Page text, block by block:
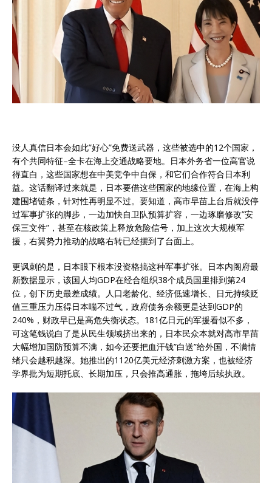
没人真信日本会如此”好心”免费送武器，这些被选中的12个国家，
有个共同特征–全卡在海上交通战略要地。日本外务省一位高官说
得直白，这些国家想在中美竞争中自保，和它们合作符合日本利
益。这话翻译过来就是，日本要借这些国家的地缘位置，在海上构
建围堵链条，针对性再明显不过。要知道，高市早苗上台后就没停
过军事扩张的脚步，一边加快自卫队预算扩容，一边琢磨修改”安
保三文件”，甚至在核政策上释放危险信号，加上这次大规模军
援，右翼势力推动的战略右转已经摆到了台面上。
更讽刺的是，日本眼下根本没资格搞这种军事扩张。日本内阁府最
新数据显示，该国人均GDP在经合组织38个成员国里排到第24
位，创下历史最差成绩。人口老龄化、经济低速增长、日元持续贬
值三重压力压得日本喘不过气，政府债务余额更是达到GDP的
240%，财政早已是高危失衡状态。181亿日元的军援看似不多，
可这笔钱说白了是从民生领域挤出来的，日本民众本就对高市早苗
大幅增加国防预算不满，如今还要把血汗钱”白送”给外国，不满情
绪只会越积越深。她推出的1120亿美元经济刺激方案，也被经济
学界批为短期托底、长期加压，只会推高通胀，拖垮后续执政。